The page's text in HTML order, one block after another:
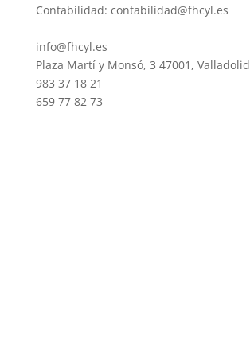
Contabilidad: contabilidad@fhcyl.es
info@fhcyl.es
Plaza Martí y Monsó, 3 47001, Valladolid
983 37 18 21
659 77 82 73